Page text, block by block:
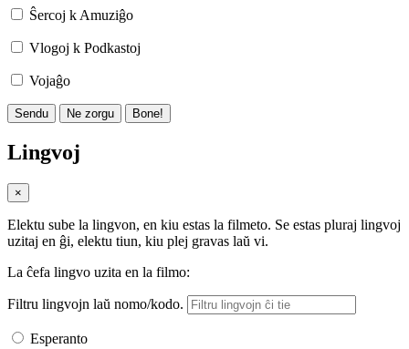
Ŝercoj k Amuziĝo
Vlogoj k Podkastoj
Vojaĝo
Sendu Ne zorgu Bone!
Lingvoj
×
Elektu sube la lingvon, en kiu estas la filmeto. Se estas pluraj lingvoj
uzitaj en ĝi, elektu tiun, kiu plej gravas laŭ vi.
La ĉefa lingvo uzita en la filmo:
Filtru lingvojn laŭ nomo/kodo.
Esperanto